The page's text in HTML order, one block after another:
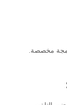
مخصصة.